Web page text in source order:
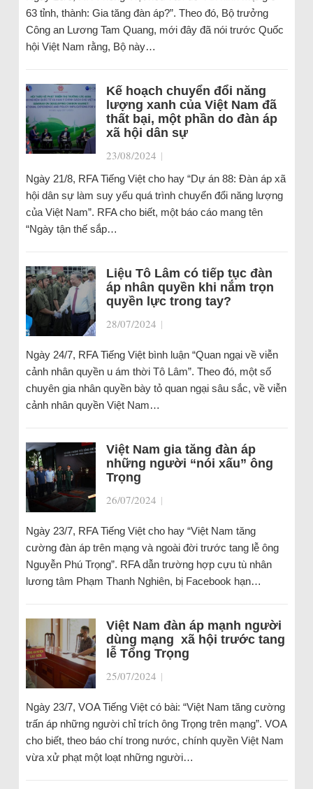
63 tỉnh, thành: Gia tăng đàn áp?”. Theo đó, Bộ trưởng
Công an Lương Tam Quang, mới đây đã nói trước Quốc
hội Việt Nam rằng, Bộ này…
Kế hoạch chuyển đổi năng
lượng xanh của Việt Nam đã
thất bại, một phần do đàn áp
xã hội dân sự
23/08/2024 |
Ngày 21/8, RFA Tiếng Việt cho hay “Dự án 88: Đàn áp xã
hội dân sự làm suy yếu quá trình chuyển đổi năng lượng
của Việt Nam”. RFA cho biết, một báo cáo mang tên
“Ngày tận thế sắp…
Liệu Tô Lâm có tiếp tục đàn
áp nhân quyền khi nắm trọn
quyền lực trong tay?
28/07/2024 |
Ngày 24/7, RFA Tiếng Việt bình luận “Quan ngại về viễn
cảnh nhân quyền u ám thời Tô Lâm”. Theo đó, một số
chuyên gia nhân quyền bày tỏ quan ngại sâu sắc, về viễn
cảnh nhân quyền Việt Nam…
Việt Nam gia tăng đàn áp
những người “nói xấu” ông
Trọng
26/07/2024 |
Ngày 23/7, RFA Tiếng Việt cho hay “Việt Nam tăng
cường đàn áp trên mạng và ngoài đời trước tang lễ ông
Nguyễn Phú Trọng”. RFA dẫn trường hợp cựu tù nhân
lương tâm Phạm Thanh Nghiên, bị Facebook hạn…
Việt Nam đàn áp mạnh người
dùng mạng xã hội trước tang
lễ Tổng Trọng
25/07/2024 |
Ngày 23/7, VOA Tiếng Việt có bài: “Việt Nam tăng cường
trấn áp những người chỉ trích ông Trọng trên mạng”. VOA
cho biết, theo báo chí trong nước, chính quyền Việt Nam
vừa xử phạt một loạt những người…